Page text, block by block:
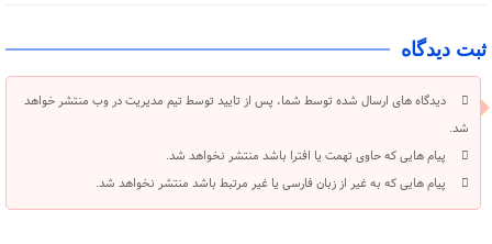
ثبت دیدگاه
دیدگاه های ارسال شده توسط شما، پس از تایید توسط تیم مدیریت در وب منتشر خواهد
شد.
پیام هایی که حاوی تهمت یا افترا باشد منتشر نخواهد شد.
پیام هایی که به غیر از زبان فارسی یا غیر مرتبط باشد منتشر نخواهد شد.